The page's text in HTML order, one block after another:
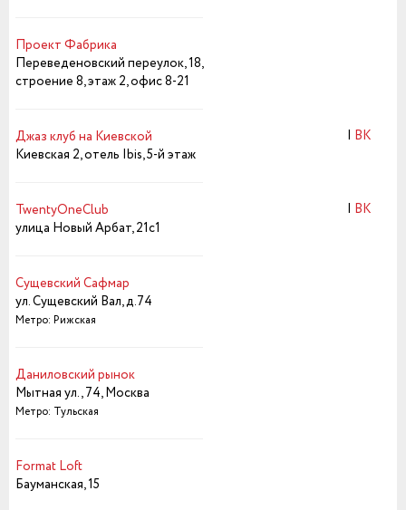
Проект Фабрика
Переведеновский переулок, 18,
строение 8, этаж 2, офис 8-21
Джаз клуб на Киевской
Киевская 2, отель Ibis, 5-й этаж
| ВК
TwentyOneClub
улица Новый Арбат, 21с1
| ВК
Сущевский Сафмар
ул. Сущевский Вал, д.74
Метро: Рижская
Даниловский рынок
Мытная ул., 74, Москва
Метро: Тульская
Format Loft
Бауманская, 15